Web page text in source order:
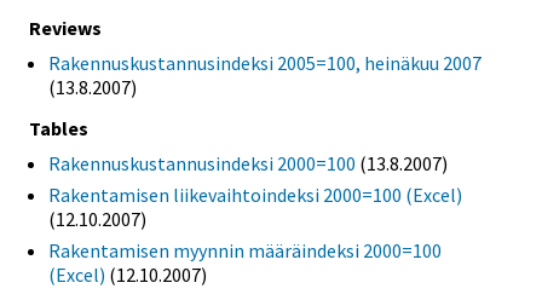
Reviews
Rakennuskustannusindeksi 2005=100, heinäkuu 2007
(13.8.2007)
Tables
Rakennuskustannusindeksi 2000=100 (13.8.2007)
Rakentamisen liikevaihtoindeksi 2000=100 (Excel)
(12.10.2007)
Rakentamisen myynnin määräindeksi 2000=100
(Excel) (12.10.2007)